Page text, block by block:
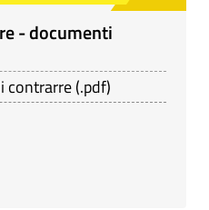
- documenti
contrarre(.pdf)